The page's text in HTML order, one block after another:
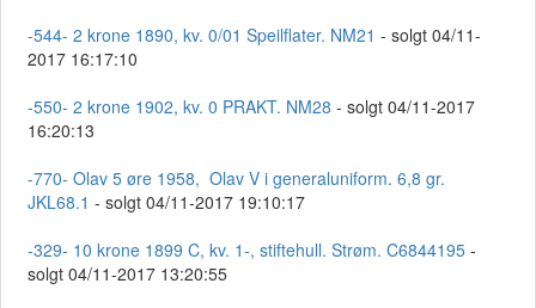
-544- 2 krone 1890, kv. 0/01 Speilflater. NM21 - solgt 04/11-
2017 16:17:10
-550- 2 krone 1902, kv. 0 PRAKT. NM28 - solgt 04/11-2017
16:20:13
-770- Olav 5 øre 1958, Olav V i generaluniform. 6,8 gr.
JKL68.1 - solgt 04/11-2017 19:10:17
-329- 10 krone 1899 C, kv. 1-, stiftehull. Strøm. C6844195 -
solgt 04/11-2017 13:20:55